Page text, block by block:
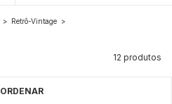
> Retrô-Vintage >
12 produtos
ORDENAR